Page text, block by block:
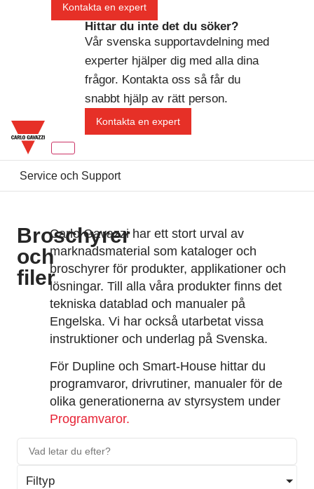
Kontakta en expert
Hittar du inte det du söker?
Vår svenska supportavdelning med
experter hjälper dig med alla dina
frågor. Kontakta oss så får du
snabbt hjälp av rätt person.
Kontakta en expert
Service och Support
Broschyrer
och
filer
Carlo Gavazzi har ett stort urval av
marknadsmaterial som kataloger och
broschyrer för produkter, applikationer och
lösningar. Till alla våra produkter finns det
tekniska datablad och manualer på
Engelska. Vi har också utarbetat vissa
instruktioner och underlag på Svenska.
För Dupline och Smart-House hittar du
programvaror, drivrutiner, manualer för de
olika generationerna av styrsystem under
Programvaror.
Filtyp